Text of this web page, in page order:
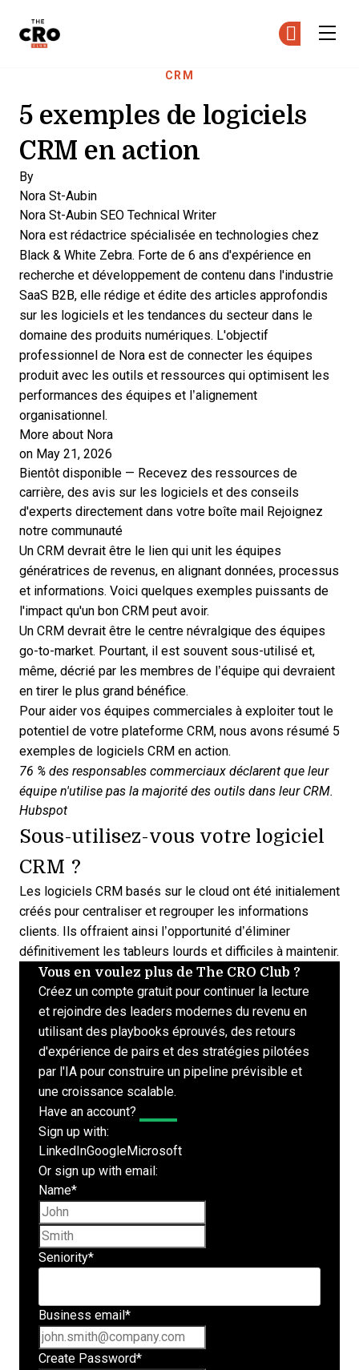
CRM
5 exemples de logiciels
CRM en action
By
Nora St-Aubin
Nora St-Aubin SEO Technical Writer
Nora est rédactrice spécialisée en technologies chez
Black & White Zebra. Forte de 6 ans d'expérience en
recherche et développement de contenu dans l'industrie
SaaS B2B, elle rédige et édite des articles approfondis
sur les logiciels et les tendances du secteur dans le
domaine des produits numériques. L'objectif
professionnel de Nora est de connecter les équipes
produit avec les outils et ressources qui optimisent les
performances des équipes et l’alignement
organisationnel.
More about Nora
on May 21, 2026
Bientôt disponible — Recevez des ressources de
carrière, des avis sur les logiciels et des conseils
d'experts directement dans votre boîte mail
Rejoignez
notre communauté
Un CRM devrait être le lien qui unit les équipes
génératrices de revenus, en alignant données, processus
et informations. Voici quelques exemples puissants de
l'impact qu'un bon CRM peut avoir.
Un CRM devrait être le centre névralgique des équipes
go-to-market. Pourtant, il est souvent sous-utilisé et,
même, décrié par les membres de l’équipe qui devraient
en tirer le plus grand bénéfice.
Pour aider vos équipes commerciales à exploiter tout le
potentiel de votre plateforme CRM, nous avons résumé 5
exemples de logiciels CRM en action.
76 % des responsables commerciaux déclarent que leur
équipe n'utilise pas la majorité des outils dans leur CRM.
Hubspot
Sous-utilisez-vous votre logiciel
CRM ?
Les logiciels CRM basés sur le cloud ont été initialement
créés pour centraliser et regrouper les informations
clients. Ils offraient ainsi l’opportunité d’éliminer
définitivement les tableurs lourds et difficiles à maintenir.
Vous en voulez plus de The CRO Club ?
Créez un compte gratuit pour continuer la lecture
et rejoindre des leaders modernes du revenu en
utilisant des playbooks éprouvés, des retours
d'expérience de pairs et des stratégies pilotées
par l'IA pour construire un pipeline prévisible et
une croissance scalable.
Have an account?
Sign up with:
LinkedInGoogleMicrosoft
Or sign up with email:
Name*
Seniority*
Business email *
Create Password*